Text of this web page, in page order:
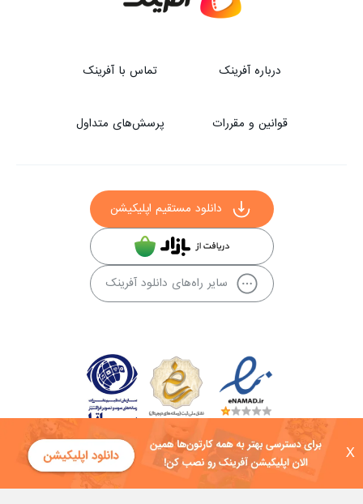
X
درباره آفرینک تماس با آفرینک
قوانین و مقررات پرسش‌های متداول
دانلود مستقیم اپلیکیشن
سایر راه‌های دانلود آفرینک
کلیه حقوق این سایت به شرکت توسعه فناوی هفت آسمان توکان تعلق دارد و